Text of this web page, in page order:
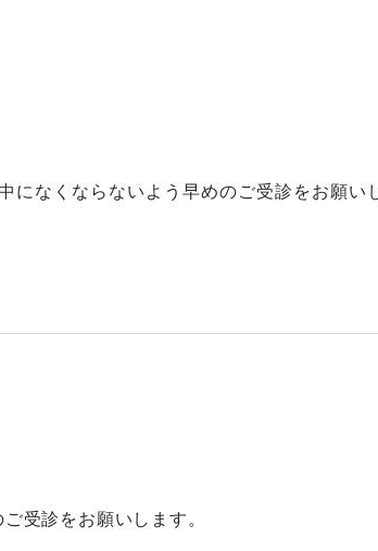
になくならないよう早めのご受診をお願い
受診をお願いします。